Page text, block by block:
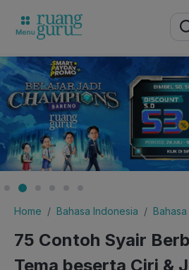
for:
Home Bahasa Indonesia
75 Contoh Syair
Tema beserta Ciri &